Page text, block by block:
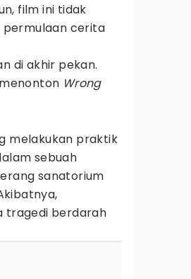
film ini tidak
permulaan cerita
di akhir pekan.
Wrong
melakukan praktik
sebuah
sanatorium
tragedi berdarah